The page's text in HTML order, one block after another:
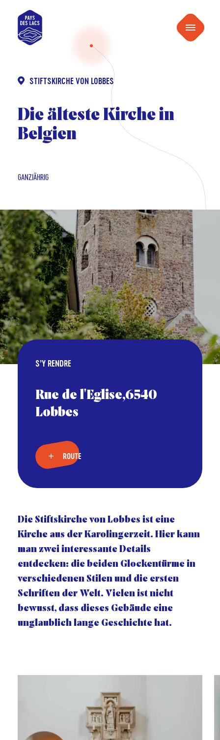
Pays
des
Menu
STIFTSKIRCHE VON LOBBES
Die älteste Kirche in
Belgien
GANZJÄHRIG
S’Y RENDRE
Rue de l'Eglise,6540
Lobbes
ROUTE
Die Stiftskirche von Lobbes ist eine
Kirche aus der Karolingerzeit. Hier kann
man zwei interessante Details
entdecken: die beiden Glockentürme in
verschiedenen Stilen und die ersten
Schriften der Welt. Vielen ist nicht
bewusst, dass dieses Gebäude eine
unglaublich lange Geschichte hat.